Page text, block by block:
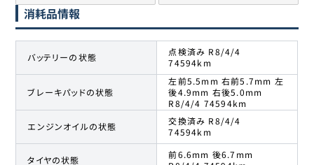
消耗品情報
バッテリーの状態
点検済み R8/4/4
74594km
ブレーキパッドの状態
左前5.5mm 右前5.7mm 左
後4.9mm 右後5.0mm
R8/4/4 74594km
エンジンオイルの状態
交換済み R8/4/4
74594km
タイヤの状態
前6.6mm 後6.7mm